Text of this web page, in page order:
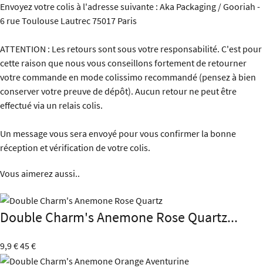
Envoyez votre colis à l'adresse suivante : Aka Packaging / Gooriah -
6 rue Toulouse Lautrec 75017 Paris
ATTENTION : Les retours sont sous votre responsabilité. C'est pour
cette raison que nous vous conseillons fortement de retourner
votre commande en mode colissimo recommandé (pensez à bien
conserver votre preuve de dépôt). Aucun retour ne peut être
effectué via un relais colis.
Un message vous sera envoyé pour vous confirmer la bonne
réception et vérification de votre colis.
Vous aimerez aussi..
Double Charm's Anemone Rose Quartz...
9,9 €45 €